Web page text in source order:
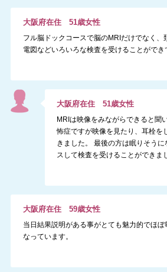
大阪府在住 51歳女性
フル脳ドックコースで脳のMRIだけでなく、
電図などいろいろな検査を受けることができ
大阪府在住51歳女性
MRIは映像をみながらできると聞
怖症ですが映像を見たり、耳栓を
きました。 最後の方は眠りそう
スして検査を受けることができま
大阪府在住 59歳女性
当日結果説明がある事がとても魅力的でほぼ
なっています。